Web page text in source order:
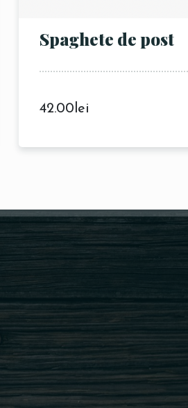
Spaghete de post
42.00lei
Restaurant GEDI Diham
Diham, sector 2, Bucuresti
Tel.: 0371.119.901 ; 0734.207.029